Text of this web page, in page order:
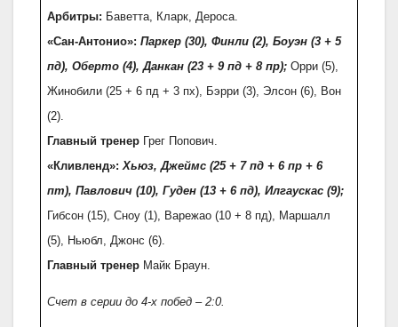
Арбитры: Баветта, Кларк, Дероса.
«Сан-Антонио»: Паркер (30), Финли (2), Боуэн (3 + 5
пд), Оберто (4), Данкан (23 + 9 пд + 8 пр); Орри (5),
Жинобили (25 + 6 пд + 3 пх), Бэрри (3), Элсон (6), Вон
(2).
Главный тренер Грег Попович.
«Кливленд»: Хьюз, Джеймс (25 + 7 пд + 6 пр + 6
пт), Павлович (10), Гуден (13 + 6 пд), Илгаускас (9);
Гибсон (15), Сноу (1), Варежао (10 + 8 пд), Маршалл
(5), Ньюбл, Джонс (6).
Главный тренер Майк Браун.
Счет в серии до 4-х побед – 2:0.